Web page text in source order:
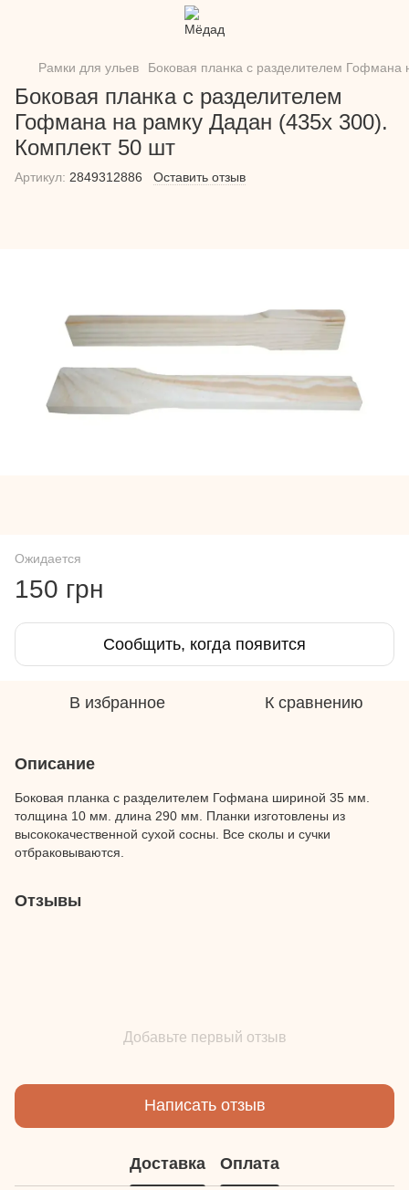
Рамки для ульев Боковая планка с разделителем
Боковая планка с разделителем
Гофмана на рамку Дадан (435х 300).
Комплект 50 шт
Артикул: 2849312886 Оставить отзыв
Ожидается
150 грн
Сообщить, когда появится
В избранное К сравнению
Описание
Боковая планка с разделителем Гофмана шириной 35 мм.
толщина 10 мм. длина 290 мм. Планки изготовлены из
высококачественной сухой сосны. Все сколы и сучки
отбраковываются.
Отзывы
Добавьте первый отзыв
Написать отзыв
Доставка Оплата